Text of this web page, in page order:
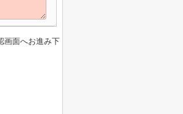
画面へお進み下